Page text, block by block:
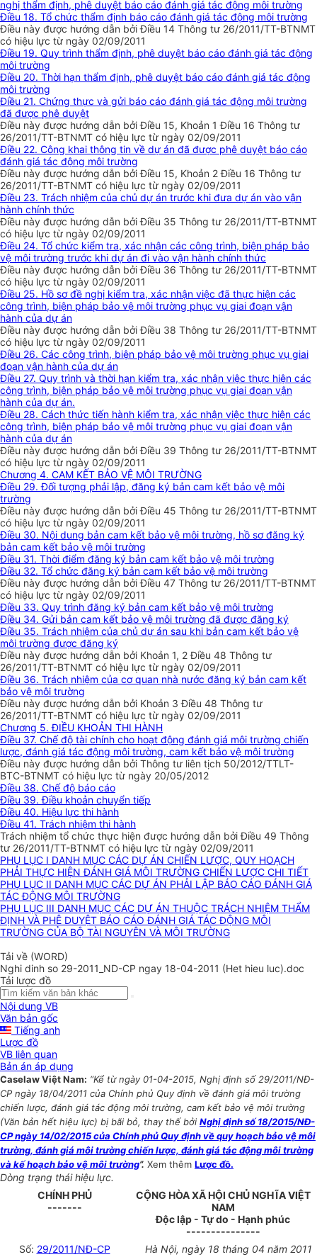
nghị thẩm định, phê duyệt báo cáo đánh giá tác động môi trường
Điều 18. Tổ chức thẩm định báo cáo đánh giá tác động môi trường
Điều này được hướng dẫn bởi Điều 14 Thông tư 26/2011/TT-BTNMT
có hiệu lực từ ngày 02/09/2011
Điều 19. Quy trình thẩm định, phê duyệt báo cáo đánh giá tác động
môi trường
Điều 20. Thời hạn thẩm định, phê duyệt báo cáo đánh giá tác động
môi trường
Điều 21. Chứng thực và gửi báo cáo đánh giá tác động môi trường
đã được phê duyệt
Điều này được hướng dẫn bởi Điều 15, Khoản 1 Điều 16 Thông tư
26/2011/TT-BTNMT có hiệu lực từ ngày 02/09/2011
Điều 22. Công khai thông tin về dự án đã được phê duyệt báo cáo
đánh giá tác động môi trường
Điều này được hướng dẫn bởi Điều 15, Khoản 2 Điều 16 Thông tư
26/2011/TT-BTNMT có hiệu lực từ ngày 02/09/2011
Điều 23. Trách nhiệm của chủ dự án trước khi đưa dự án vào vận
hành chính thức
Điều này được hướng dẫn bởi Điều 35 Thông tư 26/2011/TT-BTNMT
có hiệu lực từ ngày 02/09/2011
Điều 24. Tổ chức kiểm tra, xác nhận các công trình, biện pháp bảo
vệ môi trường trước khi dự án đi vào vận hành chính thức
Điều này được hướng dẫn bởi Điều 36 Thông tư 26/2011/TT-BTNMT
có hiệu lực từ ngày 02/09/2011
Điều 25. Hồ sơ đề nghị kiểm tra, xác nhận việc đã thực hiện các
công trình, biện pháp bảo vệ môi trường phục vụ giai đoạn vận
hành của dự án
Điều này được hướng dẫn bởi Điều 38 Thông tư 26/2011/TT-BTNMT
có hiệu lực từ ngày 02/09/2011
Điều 26. Các công trình, biện pháp bảo vệ môi trường phục vụ giai
đoạn vận hành của dự án
Điều 27. Quy trình và thời hạn kiểm tra, xác nhận việc thực hiện các
công trình, biện pháp bảo vệ môi trường phục vụ giai đoạn vận
hành của dự án.
Điều 28. Cách thức tiến hành kiểm tra, xác nhận việc thực hiện các
công trình, biện pháp bảo vệ môi trường phục vụ giai đoạn vận
hành của dự án
Điều này được hướng dẫn bởi Điều 39 Thông tư 26/2011/TT-BTNMT
có hiệu lực từ ngày 02/09/2011
Chương 4. CAM KẾT BẢO VỆ MÔI TRƯỜNG
Điều 29. Đối tượng phải lập, đăng ký bản cam kết bảo vệ môi
trường
Điều này được hướng dẫn bởi Điều 45 Thông tư 26/2011/TT-BTNMT
có hiệu lực từ ngày 02/09/2011
Điều 30. Nội dung bản cam kết bảo vệ môi trường, hồ sơ đăng ký
bản cam kết bảo vệ môi trường
Điều 31. Thời điểm đăng ký bản cam kết bảo vệ môi trường
Điều 32. Tổ chức đăng ký bản cam kết bảo vệ môi trường
Điều này được hướng dẫn bởi Điều 47 Thông tư 26/2011/TT-BTNMT
có hiệu lực từ ngày 02/09/2011
Điều 33. Quy trình đăng ký bản cam kết bảo vệ môi trường
Điều 34. Gửi bản cam kết bảo vệ môi trường đã được đăng ký
Điều 35. Trách nhiệm của chủ dự án sau khi bản cam kết bảo vệ
môi trường được đăng ký
Điều này được hướng dẫn bởi Khoản 1, 2 Điều 48 Thông tư
26/2011/TT-BTNMT có hiệu lực từ ngày 02/09/2011
Điều 36. Trách nhiệm của cơ quan nhà nước đăng ký bản cam kết
bảo vệ môi trường
Điều này được hướng dẫn bởi Khoản 3 Điều 48 Thông tư
26/2011/TT-BTNMT có hiệu lực từ ngày 02/09/2011
Chương 5. ĐIỀU KHOẢN THI HÀNH
Điều 37. Chế độ tài chính cho hoạt động đánh giá môi trường chiến
lược, đánh giá tác động môi trường, cam kết bảo vệ môi trường
Điều này được hướng dẫn bởi Thông tư liên tịch 50/2012/TTLT-
BTC-BTNMT có hiệu lực từ ngày 20/05/2012
Điều 38. Chế độ báo cáo
Điều 39. Điều khoản chuyển tiếp
Điều 40. Hiệu lực thi hành
Điều 41. Trách nhiệm thi hành
Trách nhiệm tổ chức thực hiện được hướng dẫn bởi Điều 49 Thông
tư 26/2011/TT-BTNMT có hiệu lực từ ngày 02/09/2011
PHỤ LỤC I DANH MỤC CÁC DỰ ÁN CHIẾN LƯỢC, QUY HOẠCH
PHẢI THỰC HIỆN ĐÁNH GIÁ MÔI TRƯỜNG CHIẾN LƯỢC CHI TIẾT
PHỤ LỤC II DANH MỤC CÁC DỰ ÁN PHẢI LẬP BÁO CÁO ĐÁNH GIÁ
TÁC ĐỘNG MÔI TRƯỜNG
PHỤ LỤC III DANH MỤC CÁC DỰ ÁN THUỘC TRÁCH NHIỆM THẨM
ĐỊNH VÀ PHÊ DUYỆT BÁO CÁO ĐÁNH GIÁ TÁC ĐỘNG MÔI
TRƯỜNG CỦA BỘ TÀI NGUYÊN VÀ MÔI TRƯỜNG
Tải về (WORD)
Nghi dinh so 29-2011_ND-CP ngay 18-04-2011 (Het hieu luc).doc
Tải lược đồ
Nội dung VB
Văn bản gốc
Tiếng anh
Lược đồ
VB liên quan
Bản án áp dụng
Caselaw Việt Nam: “Kể từ ngày 01-04-2015, Nghị định số 29/2011/NĐ-
CP ngày 18/04/2011 của Chính phủ Quy định về đánh giá môi trường
chiến lược, đánh giá tác động môi trường, cam kết bảo vệ môi trường
(Văn bản hết hiệu lực) bị bãi bỏ, thay thế bởi Nghị định số 18/2015/NĐ-
CP ngày 14/02/2015 của Chính phủ Quy định về quy hoạch bảo vệ môi
trường, đánh giá môi trường chiến lược, đánh giá tác động môi trường
và kế hoạch bảo vệ môi trường”. Xem thêm Lược đồ.
Dòng trạng thái hiệu lực.
CHÍNH PHỦ
-------
CỘNG HÒA XÃ HỘI CHỦ NGHĨA VIỆT
NAM
Độc lập - Tự do - Hạnh phúc
---------------
Số: 29/2011/NĐ-CP Hà Nội, ngày 18 tháng 04 năm 2011